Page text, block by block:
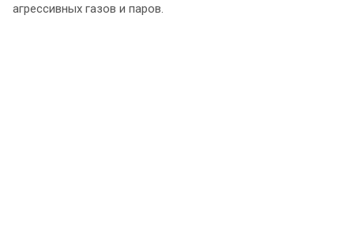
агрессивных газов и паров.